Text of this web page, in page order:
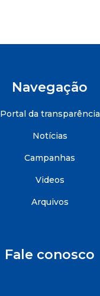
Navegação
Portal da transparência
Notícias
Campanhas
Videos
Arquivos
Fale conosco